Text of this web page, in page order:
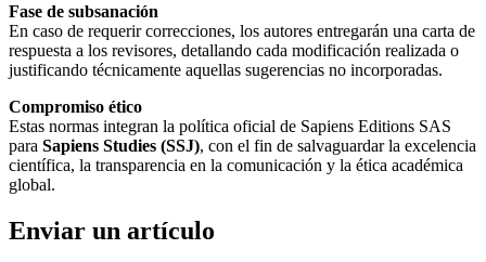
Fase de subsanación
En caso de requerir correcciones, los autores entregarán una carta de
respuesta a los revisores, detallando cada modificación realizada o
justificando técnicamente aquellas sugerencias no incorporadas.
Compromiso ético
Estas normas integran la política oficial de Sapiens Editions SAS
para Sapiens Studies (SSJ), con el fin de salvaguardar la excelencia
científica, la transparencia en la comunicación y la ética académica
global.
Enviar un artículo